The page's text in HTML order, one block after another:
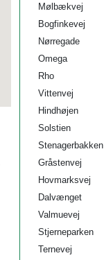
Mølbækvej
Bogfinkevej
Nørregade
Omega
Rho
Vittenvej
Hindhøjen
Solstien
Stenagerbakken
Gråstenvej
Hovmarksvej
Dalvænget
Valmuevej
Stjerneparken
Ternevej